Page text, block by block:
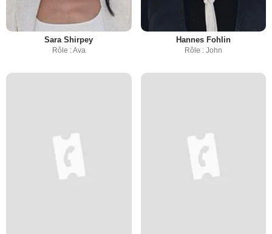
Sara Shirpey
Rôle : Ava
Hannes Fohlin
Rôle : John